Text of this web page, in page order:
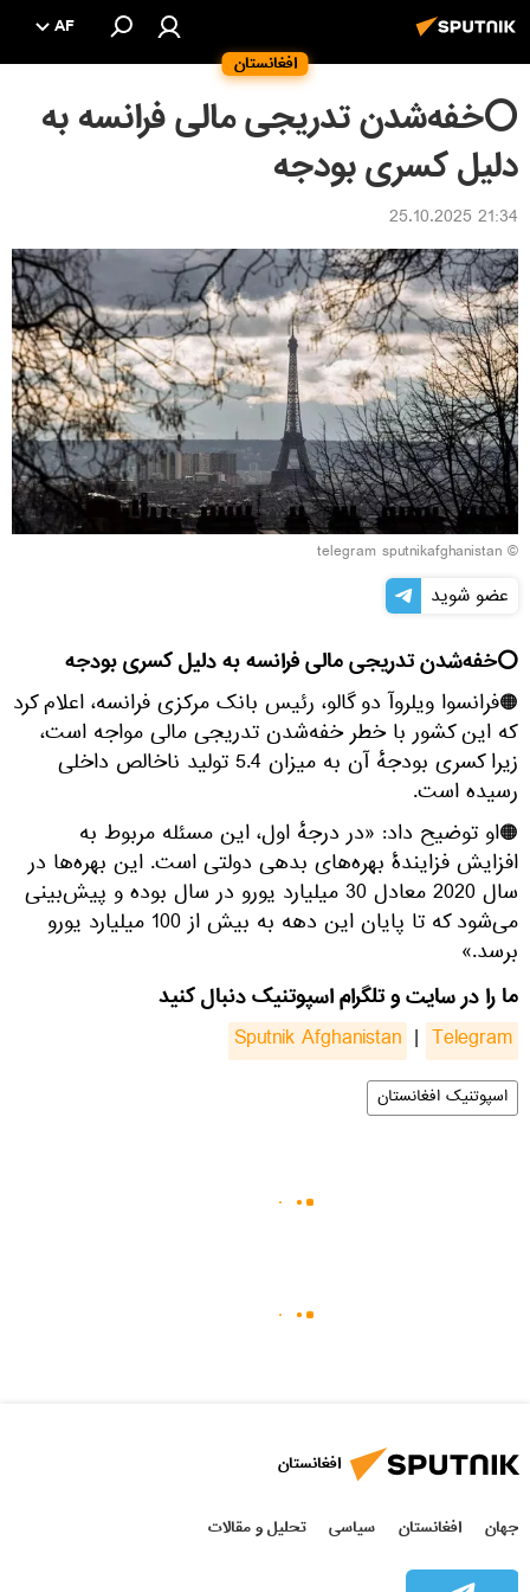
افغانستان
AF
⭕خفه‌شدن تدریجی مالی فرانسه به
دلیل کسری بودجه
21:34 25.10.2025
© telegram sputnikafghanistan
عضو شوید
⭕خفه‌شدن تدریجی مالی فرانسه به دلیل کسری بودجه
🟠فرانسوا ویلروآ دو گالو، رئیس بانک مرکزی فرانسه، اعلام کرد
که این کشور با خطر خفه‌شدن تدریجی مالی مواجه است،
زیرا کسری بودجهٔ آن به میزان 5.4 تولید ناخالص داخلی
رسیده است.
🟠او توضیح داد: «در درجهٔ اول، این مسئله مربوط به
افزایش فزایندهٔ بهره‌های بدهی دولتی است. این بهره‌ها در
سال 2020 معادل 30 میلیارد یورو در سال بوده و پیش‌بینی
می‌شود که تا پایان این دهه به بیش از 100 میلیارد یورو
برسد.»
ما را در سایت و تلگرام اسپوتنیک دنبال کنید
Sputnik Afghanistan | Telegram
اسپوتنیک افغانستان
افغانستان
جهان افغانستان سیاسی تحلیل و مقالات